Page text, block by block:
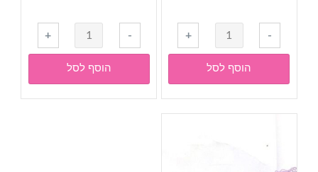
-
כמות
של
סרט
תחרה
רשת-
רוחב
+
הוסף לסל
-
כמות
של
סרט
תחרה-
רוחב
+
הוסף לסל